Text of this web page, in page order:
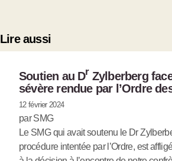
Lire aussi
Soutien au Dr Zylberberg
sévère rendue par l’Ordre
12 février 2024
par SMG
Le SMG qui avait soutenu le Dr
procédure intentée par l’Ordre, est